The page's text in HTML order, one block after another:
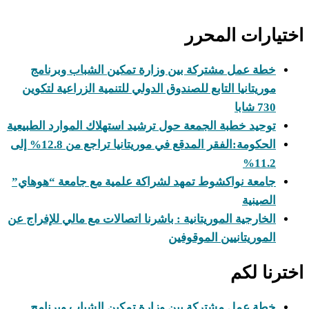
اختيارات المحرر
خطة عمل مشتركة بين وزارة تمكين الشباب وبرنامج
موريتانيا التابع للصندوق الدولي للتنمية الزراعية لتكوين
730 شابا
توحيد خطبة الجمعة حول ترشيد استهلاك الموارد الطبيعية
الحكومة:الفقر المدقع في موريتانيا تراجع من 12.8% إلى
11.2%
جامعة نواكشوط تمهد لشراكة علمية مع جامعة “هوهاي”
الصينية
الخارجية الموريتانية : باشرنا اتصالات مع مالي للإفراج عن
الموريتانيين الموقوفين
اخترنا لكم